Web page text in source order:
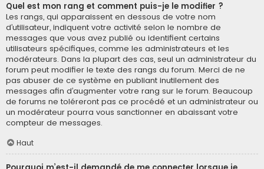
Quel est mon rang et comment puis-je le modifier ?
Les rangs, qui apparaissent en dessous de votre nom
d’utilisateur, indiquent votre activité selon le nombre de
messages que vous avez publié ou identifient certains
utilisateurs spécifiques, comme les administrateurs et les
modérateurs. Dans la plupart des cas, seul un administrateur du
forum peut modifier le texte des rangs du forum. Merci de ne
pas abuser de ce système en publiant inutilement des
messages afin d’augmenter votre rang sur le forum. Beaucoup
de forums ne toléreront pas ce procédé et un administrateur ou
un modérateur pourra vous sanctionner en abaissant votre
compteur de messages.
Haut